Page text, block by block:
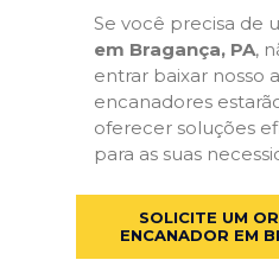
Se você precisa de
em Bragança, PA,
entrar baixar nosso
encanadores
oferecer soluções
para as suas
SOLICITE UM
ENCANADOR EM